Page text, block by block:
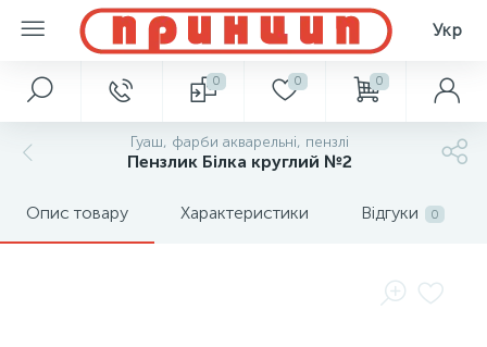
Укр
0 0 0
Гуаш, фарби акварельні, пензлі
Пензлик Білка круглий №2
Опис товару Характеристики Відгуки 0